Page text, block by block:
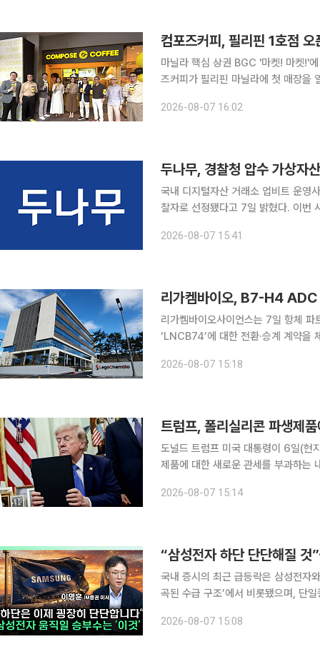
컴포즈커피, 필리핀 1호점
마닐라 핵심 상권 BGC '마켓! 마켓!'에
즈커피가 필리핀 마닐라에 첫 매장을
(BGC)에 위치한 복합상업시설 '마켓!
2026-08-07 16:02
두나무, 경찰청 압수 가상자
국내 디지털자산 거래소 업비트 운영
찰자로 선정됐다고 7일 밝혔다. 이번 사업은 수사 과정에서 압수한 디지털자산을 안전하게 보관하
무는 기술평가에서 94.14점으로 최
2026-08-07 15:41
리가켐바이오, B7-H4 ADC
리가켐바이오사이언스는 7일 항체
‘LNCB74’에 대한 전환·승계 계약을
2026-08-07 15:18
도널드 트럼프 미국 대통령이 6일(현
제품에 대한 새로운 관세를 부과하는
퍼, 태양광 전지, 태양광 모듈을 포함
2026-08-07 15:14
“삼성전자 하단 단단해질
국내 증시의 최근 급등락은 삼성전자
곡된 수급 구조’에서 비롯됐으며, 단
TV ‘찐코노미’(연출 이은지)에 출연
2026-08-07 15:08